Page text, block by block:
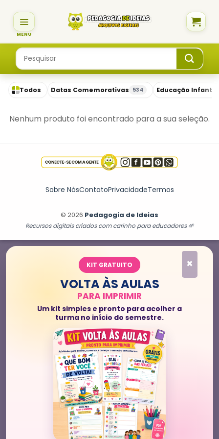
content
Pesquisar
por:
Todos Datas Comemorativas 534 Educação Infantil
Nenhum produto foi encontrado para a sua seleção.
Sobre NósContatoPrivacidadeTermos
© 2026 Pedagogia de Ideias
Recursos digitais criados com carinho para educadores 🌱
×
KIT GRATUITO
VOLTA ÀS AULAS
PARA IMPRIMIR
Um kit simples e pronto para acolher a
turma no início do semestre.